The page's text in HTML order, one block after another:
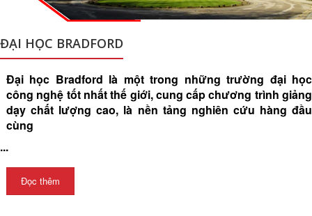
ĐẠI HỌC BRADFORD
Đại học Bradford là một trong những trường đại học
công nghệ tốt nhất thế giới, cung cấp chương trình giảng
dạy chất lượng cao, là nền tảng nghiên cứu hàng đầu
cùng
...
Đọc thêm